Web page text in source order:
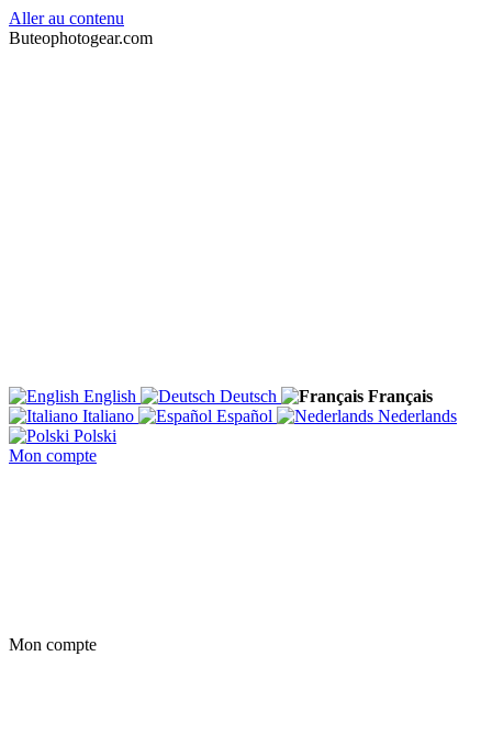
Aller au contenu
Buteophotogear.com
English Deutsch
Français
Italiano
Español
Nederlands
Polski
Mon compte
Mon compte